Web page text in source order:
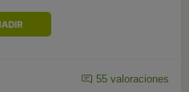
55 valoraciones